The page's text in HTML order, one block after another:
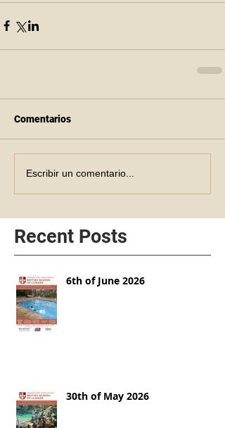
Comentarios
Escribir un comentario...
Recent Posts
6th of June 2026
30th of May 2026